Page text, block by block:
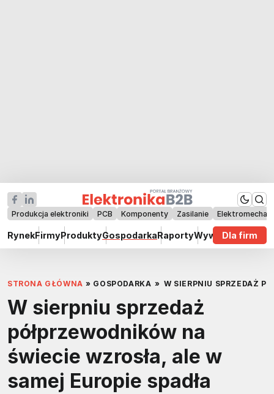
Produkcja elektroniki PCB Komponenty Zasilanie
RynekFirmyProduktyGospodarkaRaportyWywiadyDla firm
STRONA GŁÓWNA » GOSPODARKA » W SIERPNIU SPRZEDAŻ
W sierpniu sprzedaż
półprzewodników na
świecie wzrosła, ale w
samej Europie spadła